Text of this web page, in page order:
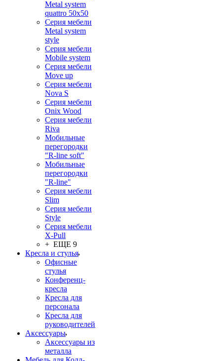
Metal system
quattro 50x50
Серия мебели
Metal system
style
Серия мебели
Mobile system
Серия мебели
Move up
Серия мебели
Nova S
Серия мебели
Onix Wood
Серия мебели
Riva
Мобильные
перегородки
"R-line soft"
Мобильные
перегородки
"R-line"
Серия мебели
Slim
Серия мебели
Style
Серия мебели
X-Pull
+ ЕЩЕ 9
Кресла и стулья
Офисные
стулья
Конференц-
кресла
Кресла для
персонала
Кресла для
руководителей
Аксессуары
Аксессуары из
металла